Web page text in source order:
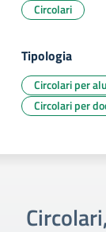
Circolari
Tipologia
Circolari per
Circolari per